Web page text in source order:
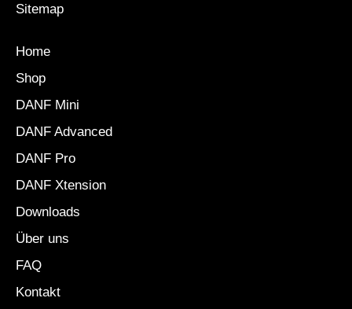
Sitemap
Home
Shop
DANF Mini
DANF Advanced
DANF Pro
DANF Xtension
Downloads
Über uns
FAQ
Kontakt